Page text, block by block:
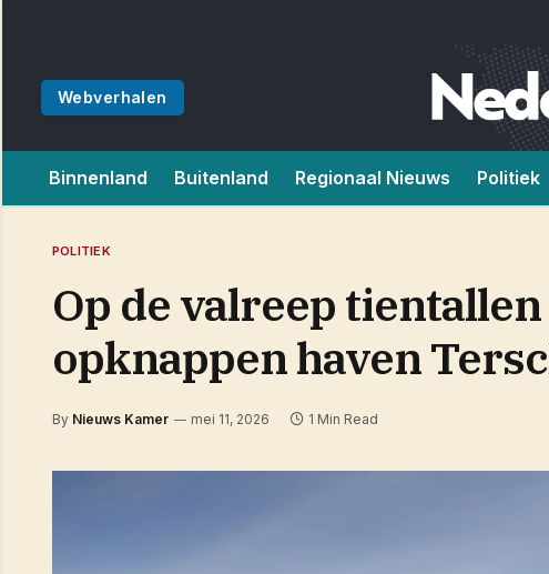
Webverhalen
Binnenland Buitenland Regionaal Nieuws Politiek
POLITIEK
Op de valreep
opknappen haven
By Nieuws Kamer mei 11, 2026 1 Min Read